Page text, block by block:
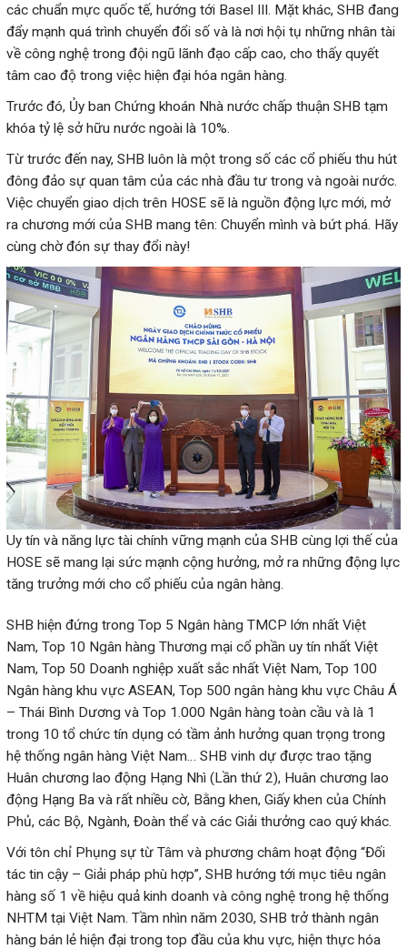
các chuẩn mực quốc tế, hướng tới Basel III. Mặt khác, SHB đang
đẩy mạnh quá trình chuyển đổi số và là nơi hội tụ những nhân tài
về công nghệ trong đội ngũ lãnh đạo cấp cao, cho thấy quyết
tâm cao độ trong việc hiện đại hóa ngân hàng.
Trước đó, Ủy ban Chứng khoán Nhà nước chấp thuận SHB tạm
khóa tỷ lệ sở hữu nước ngoài là 10%.
Từ trước đến nay, SHB luôn là một trong số các cổ phiếu thu hút
đông đảo sự quan tâm của các nhà đầu tư trong và ngoài nước.
Việc chuyển giao dịch trên HOSE sẽ là nguồn động lực mới, mở
ra chương mới của SHB mang tên: Chuyển mình và bứt phá. Hãy
cùng chờ đón sự thay đổi này!
Uy tín và năng lực tài chính vững mạnh của SHB cùng lợi thế của
HOSE sẽ mang lại sức mạnh cộng hưởng, mở ra những động lực
tăng trưởng mới cho cổ phiếu của ngân hàng.
SHB hiện đứng trong Top 5 Ngân hàng TMCP lớn nhất Việt
Nam, Top 10 Ngân hàng Thương mại cổ phần uy tín nhất Việt
Nam, Top 50 Doanh nghiệp xuất sắc nhất Việt Nam, Top 100
Ngân hàng khu vực ASEAN, Top 500 ngân hàng khu vực Châu Á
– Thái Bình Dương và Top 1.000 Ngân hàng toàn cầu và là 1
trong 10 tổ chức tín dụng có tầm ảnh hưởng quan trọng trong
hệ thống ngân hàng Việt Nam… SHB vinh dự được trao tặng
Huân chương lao động Hạng Nhì (Lần thứ 2), Huân chương lao
động Hạng Ba và rất nhiều cờ, Bằng khen, Giấy khen của Chính
Phủ, các Bộ, Ngành, Đoàn thể và các Giải thưởng cao quý khác.
Với tôn chỉ Phụng sự từ Tâm và phương châm hoạt động “Đối
tác tin cậy – Giải pháp phù hợp”, SHB hướng tới mục tiêu ngân
hàng số 1 về hiệu quả kinh doanh và công nghệ trong hệ thống
NHTM tại Việt Nam. Tầm nhìn năm 2030, SHB trở thành ngân
hàng bán lẻ hiện đại trong top đầu của khu vực, hiện thực hóa